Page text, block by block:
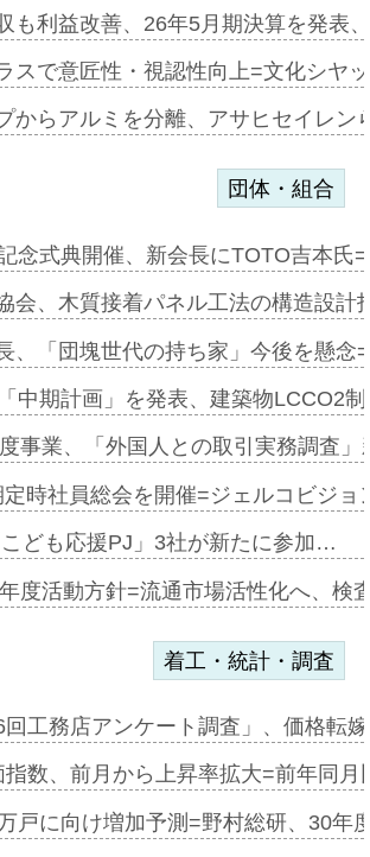
も利益改善、26年5月期決算を発表
スで意匠性・視認性向上=文化シヤ
からアルミを分離、アサヒセイレ
団体・組合
念式典開催、新会長にTOTO吉本氏
会、木質接着パネル工法の構造設
、「団塊世代の持ち家」今後を懸
中期計画」を発表、建築物LCCO2
事業、「外国人との取引実務調査
時社員総会を開催=ジェルコビジ
ども応援PJ」3社が新たに参加…
度活動方針=流通市場活性化へ、検
着工・統計・調査
回工務店アンケート調査」、価格転
指数、前月から上昇率拡大=前年同
戸に向け増加予測=野村総研、30年